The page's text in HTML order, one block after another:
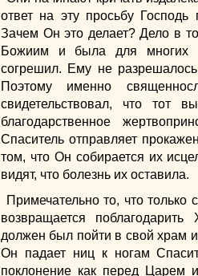
ответ на эту просьбу Господь
Зачем Он это делает? Дело в
Божиим и была для многих
согрешил. Ему не
Поэтому именно
свидетельствовал, что тот
благодарственное
Спаситель отправляет
том, что Он собирается их
видят, что болезнь их оставила.
Примечательно то, что только
возвращается
должен был пойти в свой храм
Он падает ниц к ногам
поклонение как перед Царем